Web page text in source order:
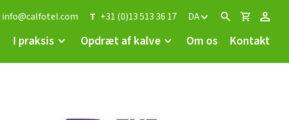
info@calfotel.com T +31 (0)13 513 36 17 DA
I praksis Opdræt af kalve Om os Kontakt